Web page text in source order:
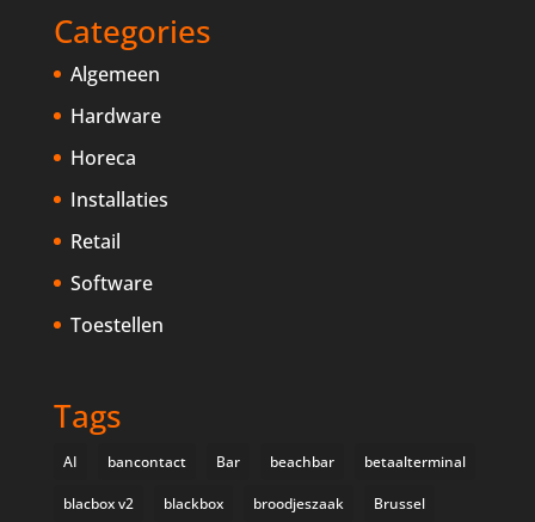
Categories
Algemeen
Hardware
Horeca
Installaties
Retail
Software
Toestellen
Tags
AI bancontact Bar beachbar betaalterminal
blacbox v2 blackbox broodjeszaak Brussel